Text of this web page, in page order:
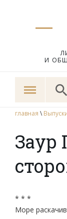
И
главная \
Заур
* * *
Море